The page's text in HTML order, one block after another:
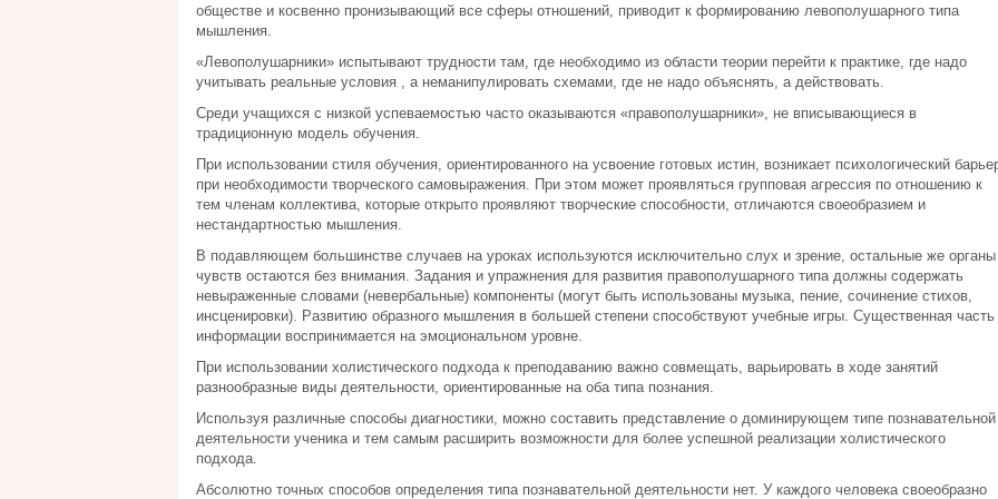
обществе и косвенно пронизывающий все сферы отношений, приводит к формированию левополушарного типа
мышления.
«Левополушарники» испытывают трудности там, где необходимо из области теории перейти к практике, где надо
учитывать реальные условия , а неманипулировать схемами, где не надо объяснять, а действовать.
Среди учащихся с низкой успеваемостью часто оказываются «правополушарники», не вписывающиеся в
традиционную модель обучения.
При использовании стиля обучения, ориентированного на усвоение готовых истин, возникает психологический
при необходимости творческого самовыражения. При этом может проявляться групповая агрессия по отношению к
тем членам коллектива, которые открыто проявляют творческие способности, отличаются своеобразием и
нестандартностью мышления.
В подавляющем большинстве случаев на уроках используются исключительно слух и зрение, остальные же органы
чувств остаются без внимания. Задания и упражнения для развития правополушарного типа должны содержать
невыраженные словами (невербальные) компоненты (могут быть использованы музыка, пение, сочинение стихов,
инсценировки). Развитию образного мышления в большей степени способствуют учебные игры. Существенная часть
информации воспринимается на эмоциональном уровне.
При использовании холистического подхода к преподаванию важно совмещать, варьировать в ходе занятий
разнообразные виды деятельности, ориентированные на оба типа познания.
Используя различные способы диагностики, можно составить представление о доминирующем типе познавательной
деятельности ученика и тем самым расширить возможности для более успешной реализации холистического
подхода.
Абсолютно точных способов определения типа познавательной деятельности нет. У каждого человека своеобразно